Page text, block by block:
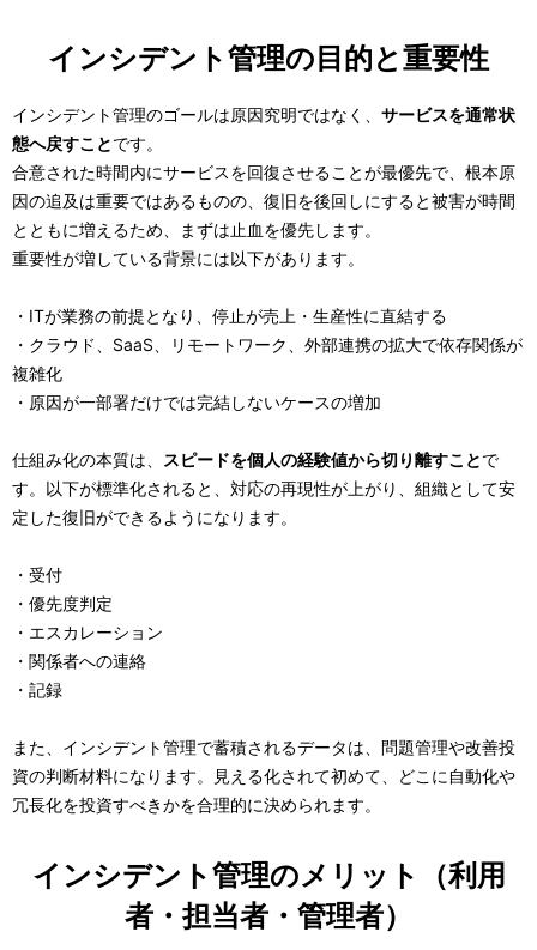
インシデント管理の目的と重要性
インシデント管理のゴールは原因究明ではなく、 サービスを通常状
態へ戻すことです。
合意された時間内にサービスを回復させることが最優先で、根本原
因の追及は重要ではあるものの、復旧を後回しにすると被害が時間
とともに増えるため、まずは止血を優先します。
重要性が増している背景には以下があります。
・ITが業務の前提となり、停止が売上・生産性に直結する
・クラウド、SaaS、リモートワーク、外部連携の拡大で依存関係が
複雑化
・原因が一部署だけでは完結しないケースの増加
仕組み化の本質は、 スピードを個人の経験値から切り離すことで
す。以下が標準化されると、対応の再現性が上がり、組織として安
定した復旧ができるようになります。
・受付
・優先度判定
・エスカレーション
・関係者への連絡
・記録
また、インシデント管理で蓄積されるデータは、問題管理や改善投
資の判断材料になります。見える化されて初めて、どこに自動化や
冗長化を投資すべきかを合理的に決められます。
インシデント管理のメリット（利用
者・担当者・管理者）